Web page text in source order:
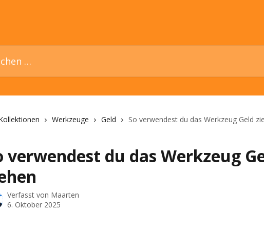
Werkzeuge Geld So verwendest du das Werkzeug Geld
verwendest du das Werkzeug
Verfasst von Maarten
6. Oktober 2025